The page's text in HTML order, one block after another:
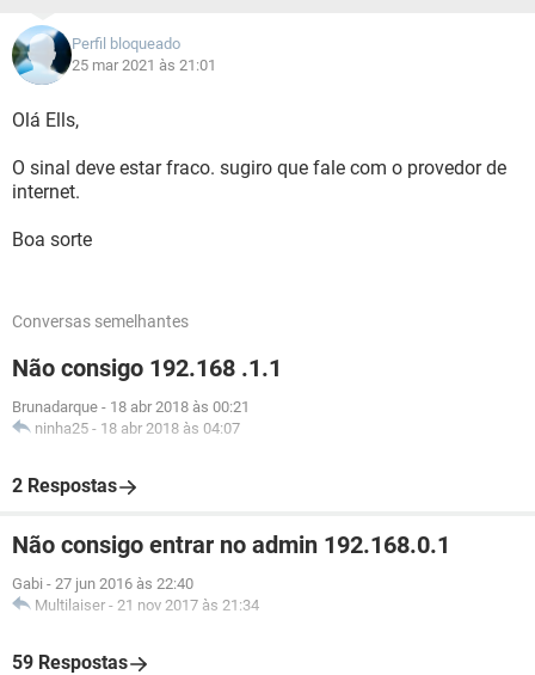
Perfil bloqueado
25 mar 2021 às 21:01
Olá Ells,
O sinal deve estar fraco. sugiro que fale com o provedor de
internet.
Boa sorte
Conversas semelhantes
Não consigo 192.168 .1.1
Brunadarque - 18 abr 2018 às 00:21
ninha25 - 18 abr 2018 às 04:07
2 Respostas
Não consigo entrar no admin 192.168.0.1
Gabi - 27 jun 2016 às 22:40
Multilaiser - 21 nov 2017 às 21:34
59 Respostas